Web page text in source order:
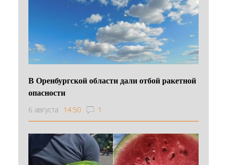
В Оренбургской области дали отбой ракетной
опасности
6 августа 14:50 1